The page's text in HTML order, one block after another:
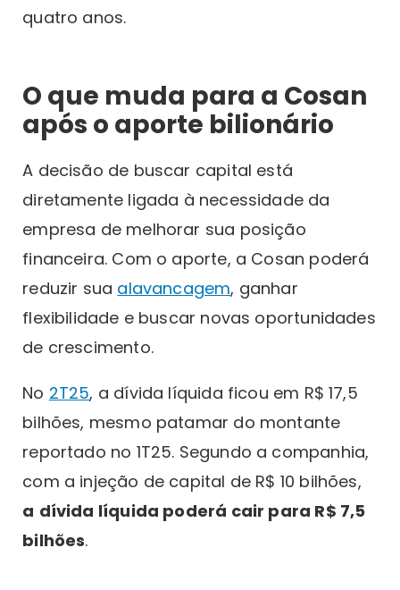
quatro anos.
O que muda para a Cosan
após o aporte bilionário
A decisão de buscar capital está
diretamente ligada à necessidade da
empresa de melhorar sua posição
financeira. Com o aporte, a Cosan poderá
reduzir sua alavancagem, ganhar
flexibilidade e buscar novas oportunidades
de crescimento.
No 2T25, a dívida líquida ficou em R$ 17,5
bilhões, mesmo patamar do montante
reportado no 1T25. Segundo a companhia,
com a injeção de capital de R$ 10 bilhões,
a dívida líquida poderá cair para R$ 7,5
bilhões.